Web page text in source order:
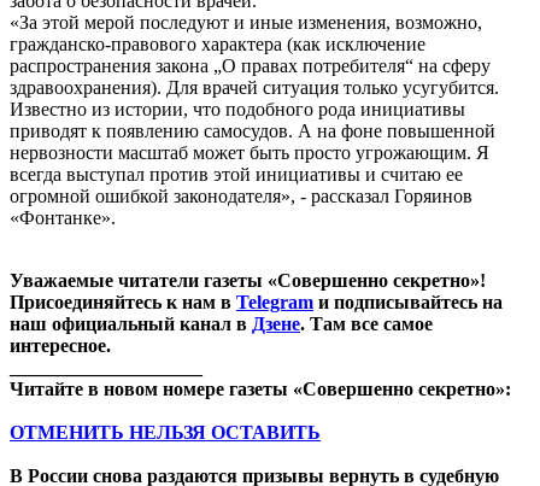
«За этой мерой последуют и иные изменения, возможно,
гражданско-правового характера (как исключение
распространения закона „О правах потребителя“ на сферу
здравоохранения). Для врачей ситуация только усугубится.
Известно из истории, что подобного рода инициативы
приводят к появлению самосудов. А на фоне повышенной
нервозности масштаб может быть просто угрожающим. Я
всегда выступал против этой инициативы и считаю ее
огромной ошибкой законодателя», - рассказал Горяинов
«Фонтанке».
Уважаемые читатели газеты «Совершенно секретно»!
Присоединяйтесь к нам в Telegram и подписывайтесь на
наш официальный канал в Дзене. Там все самое
интересное.
Читайте в новом номере газеты «Совершенно секретно»:
ОТМЕНИТЬ НЕЛЬЗЯ ОСТАВИТЬ
В России снова раздаются призывы вернуть в судебную